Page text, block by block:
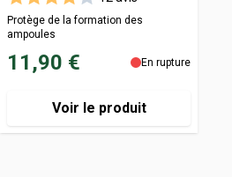
Protège de la formation des
ampoules
11,90 € En rupture
Voir le produit